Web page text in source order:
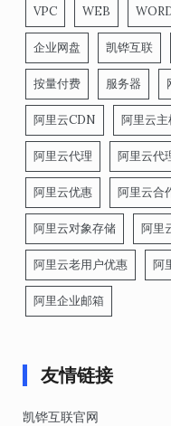
VPC WEB
企业网盘 凯铧互联
按量付费 服务器
阿里云CDN 阿里云主
阿里云代理 阿里云代
阿里云优惠 阿里云合
阿里云对象存储 阿里
阿里云老用户优惠 阿
阿里企业邮箱
友情链接
凯铧互联官网